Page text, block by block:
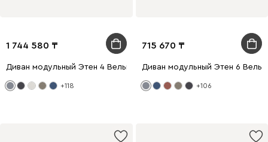
1 744 580
Диван модульный Этен 4 Вельвет Светло-серый
+118
715 670
Диван модульный Этен 6
+106